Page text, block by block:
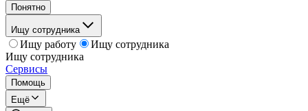
Понятно
Ищу сотрудника
Ищу работу
Ищу сотрудника
Ищу сотрудника
Сервисы
Помощь
Ещё